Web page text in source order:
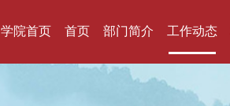
学院首页 首页 部门简介 工作动态